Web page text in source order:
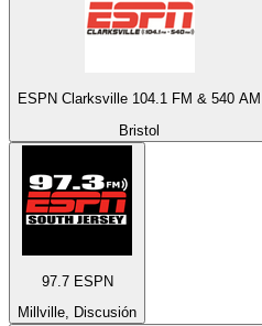
ESPN Clarksville 104.1 FM & 540 AM
Bristol
97.7 ESPN
Millville, Discusión